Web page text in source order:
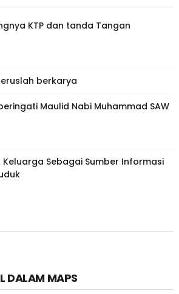
KTP dan tanda Tangan
berkarya
Maulid Nabi Muhammad SAW
Keluarga Sebagai Sumber Informasi
DALAM MAPS